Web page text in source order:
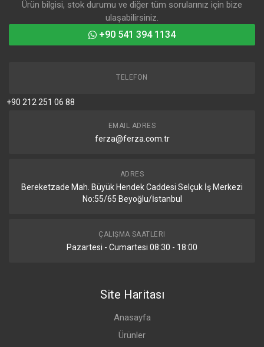
Ürün bilgisi, stok durumu ve diğer tüm sorularınız için bize
ulaşabilirsiniz.
+90 541 394 1134
TELEFON
+90 212 251 06 88
EMAIL ADRES
ferza@ferza.com.tr
ADRES
Bereketzade Mah. Büyük Hendek Caddesi Selçuk İş Merkezi
No:55/65 Beyoğlu/İstanbul
ÇALIŞMA SAATLERI
Pazartesi - Cumartesi 08:30 - 18:00
Site Haritası
Anasayfa
Ürünler